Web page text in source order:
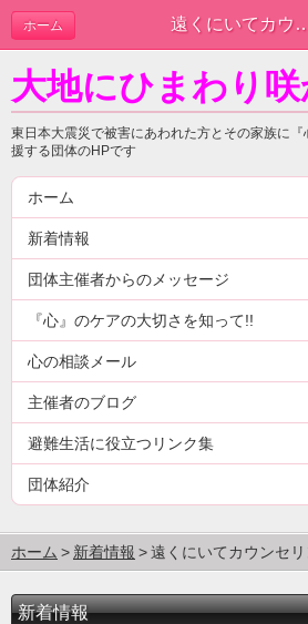
遠くにいてカウンセリングと出来る
ホーム
大地にひまわり
東日本大震災で被害にあわれた方とその家族に
援する団体のHPです
ホーム
新着情報
団体主催者からのメッセージ
『心』のケアの大切さを知って!!
心の相談メール
主催者のブログ
避難生活に役立つリンク集
団体紹介
ホーム 新着情報 遠くにいてカウンセ
新着情報